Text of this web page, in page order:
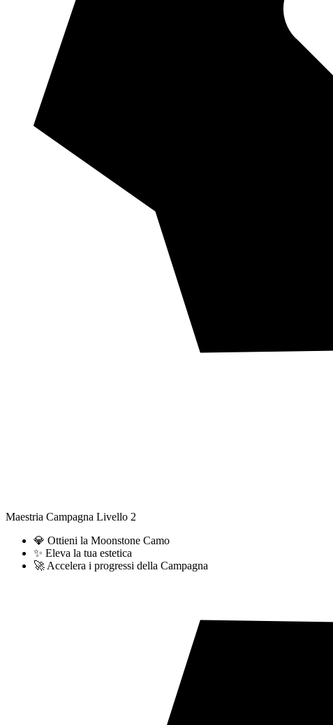
Maestria Campagna Livello 2
💎 Ottieni la Moonstone Camo
✨ Eleva la tua estetica
🚀 Accelera i progressi della Campagna